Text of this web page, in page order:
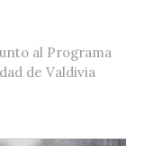
al Programa
de Valdivia